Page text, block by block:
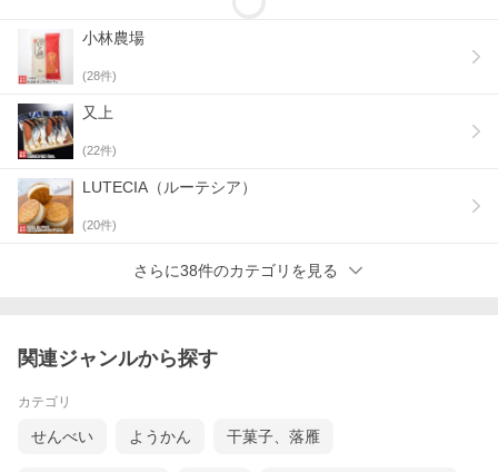
小林農場
(28件)
又上
(22件)
LUTECIA（ルーテシア）
(20件)
さらに38件のカテゴリを見る
関連ジャンルから探す
カテゴリ
せんべい ようかん 干菓子、落雁